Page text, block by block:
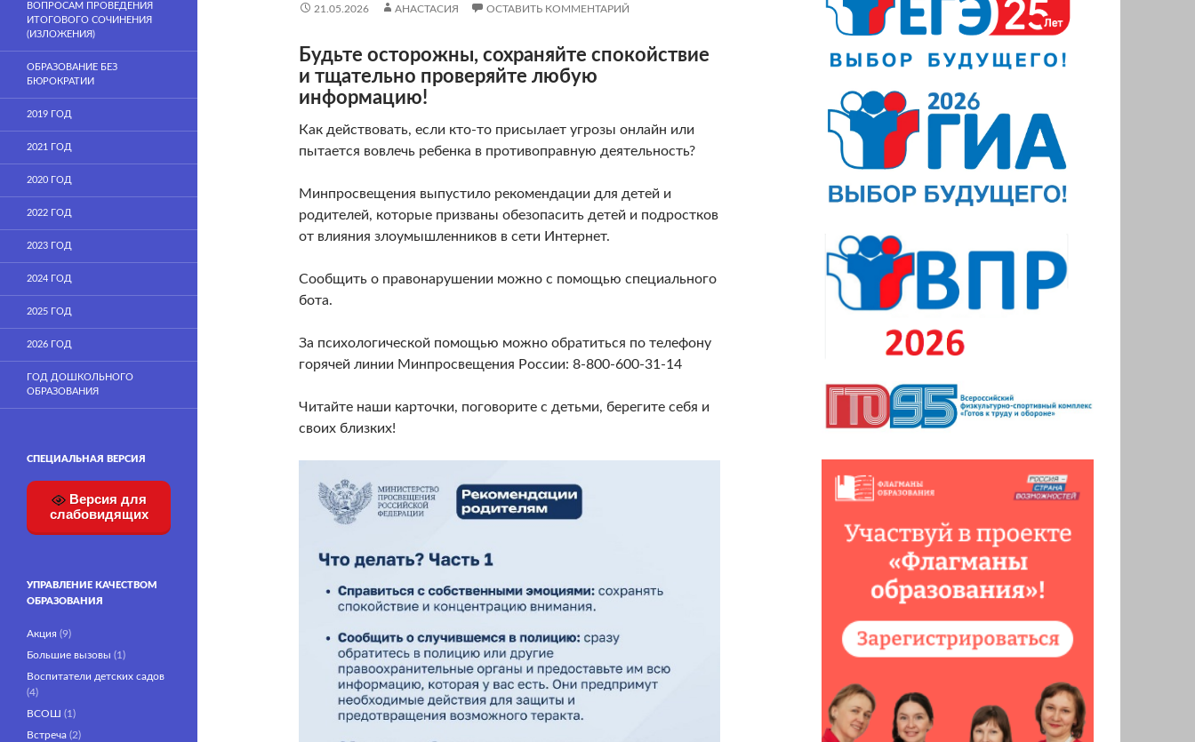
21.05.2026 АНАСТАСИЯ ОСТАВИТЬ КОММЕНТАРИЙ
Будьте осторожны, сохраняйте спокойствие
и тщательно проверяйте любую
информацию!
Как действовать, если кто-то присылает угрозы онлайн или
пытается вовлечь ребенка в противоправную деятельность?
Минпросвещения выпустило рекомендации для детей и
родителей, которые призваны обезопасить детей и подростков
от влияния злоумышленников в сети Интернет.
Сообщить о правонарушении можно с помощью специального
бота.
За психологической помощью можно обратиться по телефону
горячей линии Минпросвещения России: 8-800-600-31-14
Читайте наши карточки, поговорите с детьми, берегите себя и
своих близких!
ВОПРОСАМ ПРОВЕДЕНИЯ
ИТОГОВОГО СОЧИНЕНИЯ
(ИЗЛОЖЕНИЯ)
ОБРАЗОВАНИЕ БЕЗ
БЮРОКРАТИИ
2019 ГОД
2021 ГОД
2020 ГОД
2022 ГОД
2023 ГОД
2024 ГОД
2025 ГОД
2026 ГОД
ГОД ДОШКОЛЬНОГО
ОБРАЗОВАНИЯ
СПЕЦИАЛЬНАЯ ВЕРСИЯ
Версия для
слабовидящих
УПРАВЛЕНИЕ КАЧЕСТВОМ
ОБРАЗОВАНИЯ
Акция (9)
Большие вызовы (1)
Воспитатели детских садов
(4)
ВСОШ (1)
Встреча (2)